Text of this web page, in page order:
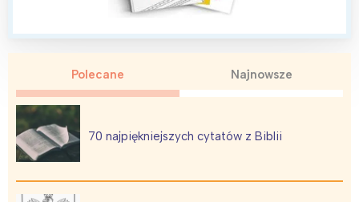
Polecane Najnowsze
70 najpiękniejszych cytatów z Biblii
Interesują mnie wydarzenia z
Warszawa
Łódź
Kraków